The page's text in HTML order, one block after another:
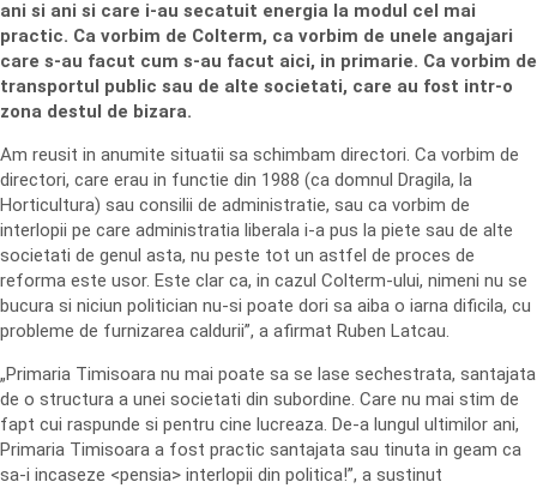
ani si ani si care i-au secatuit energia la modul cel mai
practic. Ca vorbim de Colterm, ca vorbim de unele angajari
care s-au facut cum s-au facut aici, in primarie. Ca vorbim de
transportul public sau de alte societati, care au fost intr-o
zona destul de bizara.
Am reusit in anumite situatii sa schimbam directori. Ca vorbim de
directori, care erau in functie din 1988 (ca domnul Dragila, la
Horticultura) sau consilii de administratie, sau ca vorbim de
interlopii pe care administratia liberala i-a pus la piete sau de alte
societati de genul asta, nu peste tot un astfel de proces de
reforma este usor. Este clar ca, in cazul Colterm-ului, nimeni nu se
bucura si niciun politician nu-si poate dori sa aiba o iarna dificila, cu
probleme de furnizarea caldurii”, a afirmat Ruben Latcau.
„Primaria Timisoara nu mai poate sa se lase sechestrata, santajata
de o structura a unei societati din subordine. Care nu mai stim de
fapt cui raspunde si pentru cine lucreaza. De-a lungul ultimilor ani,
Primaria Timisoara a fost practic santajata sau tinuta in geam ca
sa-i incaseze <pensia> interlopii din politica!”, a sustinut